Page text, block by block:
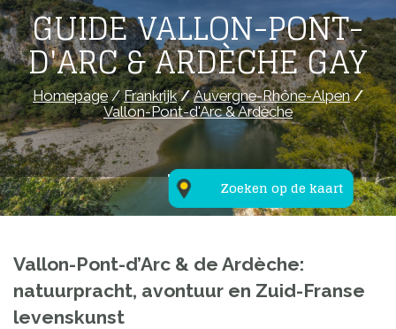
Zoeken op de kaart
GUIDE VALLON-PONT-
D'ARC & ARDÈCHE GAY
Homepage/Frankrijk/Auvergne-Rhône-Alpen/
Vallon-Pont-d'Arc & Ardèche
Vallon-Pont-d’Arc & de Ardèche:
natuurpracht, avontuur en Zuid-Franse
levenskunst